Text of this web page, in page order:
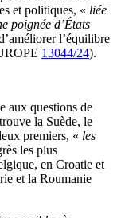
et politiques, « liée
poignée d’États
l’équilibre
13044/24).
aux questions de
la Suède, le
premiers, « les
les plus
en Croatie et
et la Roumanie